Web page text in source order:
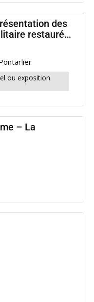
des
restaurés
ou exposition
– La